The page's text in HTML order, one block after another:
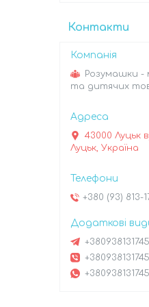
Контакти
Розумашки -
та дитячих
43000 Луцьк
Луцьк, Україна
+380 (93) 813-
+380938131745
+380938131745
+380938131745